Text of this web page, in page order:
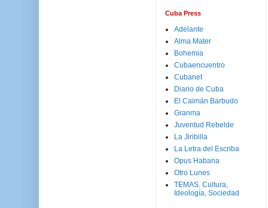
Cuba Press
Adelante
Alma Mater
Bohemia
Cubaencuentro
Cubanet
Diario de Cuba
El Caimán Barbudo
Granma
Juventud Rebelde
La Jiribilla
La Letra del Escriba
Opus Habana
Otro Lunes
TEMAS. Cultura,
Ideología, Sociedad